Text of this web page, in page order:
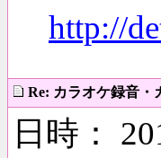
http://
Re: カラオケ録音・
日時：